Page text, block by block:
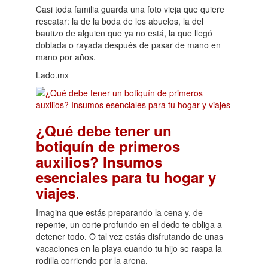
Casi toda familia guarda una foto vieja que quiere
rescatar: la de la boda de los abuelos, la del
bautizo de alguien que ya no está, la que llegó
doblada o rayada después de pasar de mano en
mano por años.
Lado.mx
¿Qué debe tener un
botiquín de primeros
auxilios? Insumos
esenciales para tu hogar y
viajes.
Imagina que estás preparando la cena y, de
repente, un corte profundo en el dedo te obliga a
detener todo. O tal vez estás disfrutando de unas
vacaciones en la playa cuando tu hijo se raspa la
rodilla corriendo por la arena.